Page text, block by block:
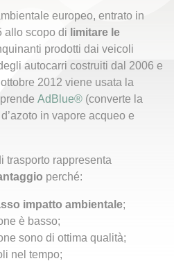
europeo, entrato in
allo scopo di limitare le
prodotti dai veicoli
autocarri costruiti dal 2006 e
2012 viene usata la
AdBlue® (converte la
in vapore acqueo e
trasporto rappresenta
perché:
impatto ambientale;
è basso;
sono di ottima qualità;
nel tempo;